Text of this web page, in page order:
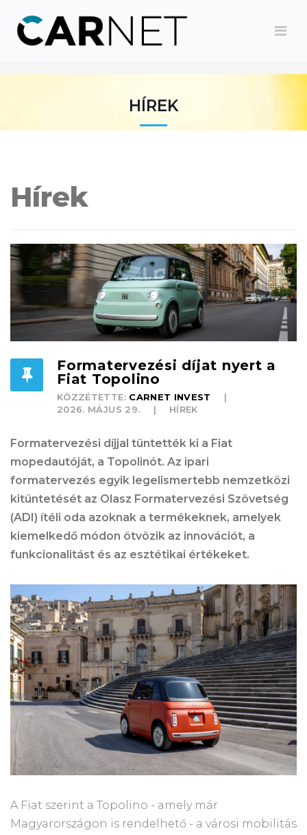
HÍREK
Hírek
Formatervezési díjat nyert a
Fiat Topolino
KÖZZÉTETTE: CARNET INVEST
2026. MÁJUS 29.
HÍREK
Formatervezési díjjal tüntették ki a Fiat
mopedautóját, a Topolinót. Az ipari
formatervezés egyik legelismertebb nemzetközi
kitüntetését az Olasz Formatervezési Szövetség
(ADI) ítéli oda azoknak a termékeknek, amelyek
kiemelkedő módon ötvözik az innovációt, a
funkcionalitást és az esztétikai értékeket.
A Fiat szerint a Topolino - amely már
Magyarországon is rendelhető - a városi mobilitás